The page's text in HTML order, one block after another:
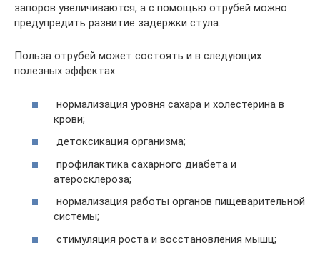
запоров увеличиваются, а с помощью отрубей можно
предупредить развитие задержки стула.
Польза отрубей может состоять и в следующих
полезных эффектах:
нормализация уровня сахара и холестерина в
крови;
детоксикация организма;
профилактика сахарного диабета и
атеросклероза;
нормализация работы органов пищеварительной
системы;
стимуляция роста и восстановления мышц;